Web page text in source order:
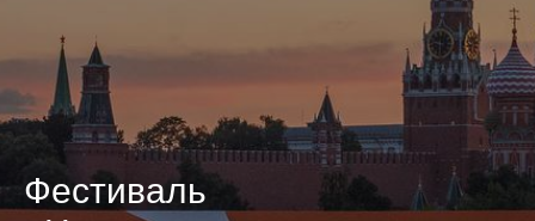
Фестиваль